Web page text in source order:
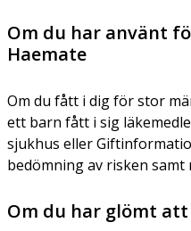
Om du har använt
Haemate
Om du fått i dig för stor
ett barn fått i sig
sjukhus eller
bedömning av risken samt
Om du har glömt